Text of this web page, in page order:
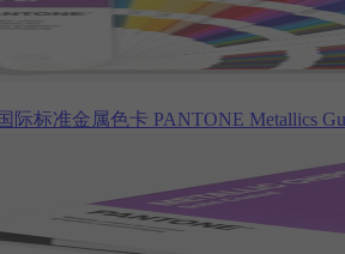
际标准金属色卡 PANTONE Metallics